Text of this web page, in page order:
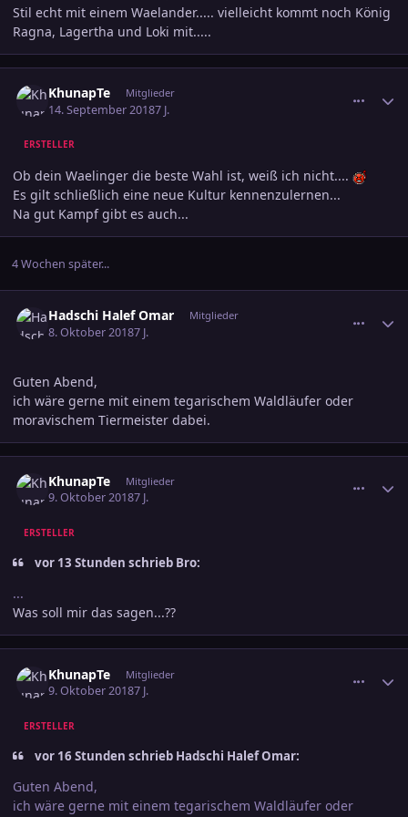
Stil echt mit einem Waelander..... vielleicht kommt noch König
Ragna, Lagertha und Loki mit.....
KhunapTe Mitglieder
14. September 20187 J.
ERSTELLER
Ob dein Waelinger die beste Wahl ist, weiß ich nicht....
Es gilt schließlich eine neue Kultur kennenzulernen...
Na gut Kampf gibt es auch...
4 Wochen später...
Hadschi Halef Omar Mitglieder
8. Oktober 20187 J.
Guten Abend,
ich wäre gerne mit einem tegarischem Waldläufer oder
moravischem Tiermeister dabei.
KhunapTe Mitglieder
9. Oktober 20187 J.
ERSTELLER
vor 13 Stunden schrieb Bro:
...
Was soll mir das sagen...??
KhunapTe Mitglieder
9. Oktober 20187 J.
ERSTELLER
vor 16 Stunden schrieb Hadschi Halef Omar:
Guten Abend,
ich wäre gerne mit einem tegarischem Waldläufer oder